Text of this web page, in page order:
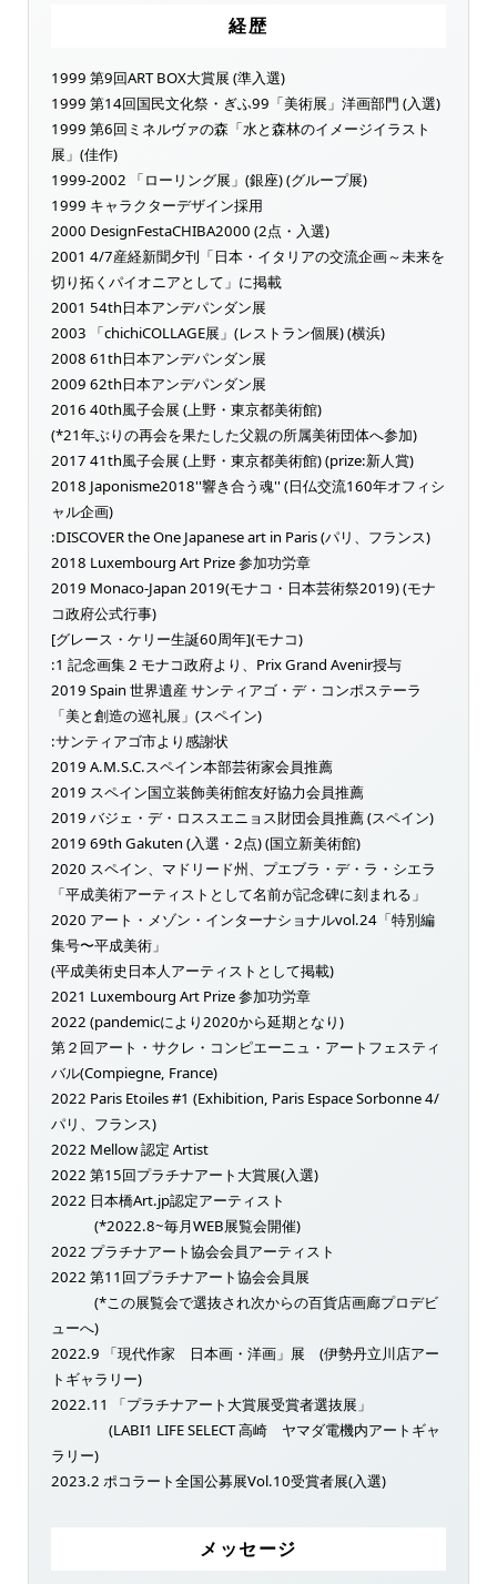
経歴
1999 第9回ART BOX大賞展 (準入選)
1999 第14回国民文化祭・ぎふ99「美術展」洋画部門 (入選)
1999 第6回ミネルヴァの森「水と森林のイメージイラスト
展」(佳作)
1999-2002 「ローリング展」(銀座) (グループ展)
1999 キャラクターデザイン採用
2000 DesignFestaCHIBA2000 (2点・入選)
2001 4/7産経新聞夕刊「日本・イタリアの交流企画～未来を
切り拓くパイオニアとして」に掲載
2001 54th日本アンデパンダン展
2003 「chichiCOLLAGE展」(レストラン個展) (横浜)
2008 61th日本アンデパンダン展
2009 62th日本アンデパンダン展
2016 40th風子会展 (上野・東京都美術館)
(*21年ぶりの再会を果たした父親の所属美術団体へ参加)
2017 41th風子会展 (上野・東京都美術館) (prize:新人賞)
2018 Japonisme2018''響き合う魂'' (日仏交流160年オフィシ
ャル企画)
:DISCOVER the One Japanese art in Paris (パリ、フランス)
2018 Luxembourg Art Prize 参加功労章
2019 Monaco-Japan 2019(モナコ・日本芸術祭2019) (モナ
コ政府公式行事)
[グレース・ケリー生誕60周年](モナコ)
:1 記念画集 2 モナコ政府より、Prix Grand Avenir授与
2019 Spain 世界遺産 サンティアゴ・デ・コンポステーラ
「美と創造の巡礼展」(スペイン)
:サンティアゴ市より感謝状
2019 A.M.S.C.スペイン本部芸術家会員推薦
2019 スペイン国立装飾美術館友好協力会員推薦
2019 バジェ・デ・ロススエニョス財団会員推薦 (スペイン)
2019 69th Gakuten (入選・2点) (国立新美術館)
2020 スペイン、マドリード州、プエブラ・デ・ラ・シエラ
「平成美術アーティストとして名前が記念碑に刻まれる」
2020 アート・メゾン・インターナショナルvol.24「特別編
集号〜平成美術」
(平成美術史日本人アーティストとして掲載)
2021 Luxembourg Art Prize 参加功労章
2022 (pandemicにより2020から延期となり)
第２回アート・サクレ・コンピエーニュ・アートフェスティ
バル(Compiegne, France)
2022 Paris Etoiles #1 (Exhibition, Paris Espace Sorbonne 4/
パリ、フランス)
2022 Mellow 認定 Artist
2022 第15回プラチナアート大賞展(入選)
2022 日本橋Art.jp認定アーティスト
(*2022.8~毎月WEB展覧会開催)
2022 プラチナアート協会会員アーティスト
2022 第11回プラチナアート協会会員展
(*この展覧会で選抜され次からの百貨店画廊プロデビ
ューへ)
2022.9 「現代作家 日本画・洋画」展 (伊勢丹立川店アー
トギャラリー)
2022.11 「プラチナアート大賞展受賞者選抜展」
(LABI1 LIFE SELECT 高崎 ヤマダ電機内アートギャ
ラリー)
2023.2 ポコラート全国公募展Vol.10受賞者展(入選)
メッセージ